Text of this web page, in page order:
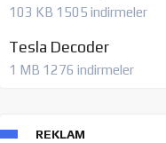
103 KB 1505 indirmeler
Tesla Decoder
1 MB 1276 indirmeler
REKLAM